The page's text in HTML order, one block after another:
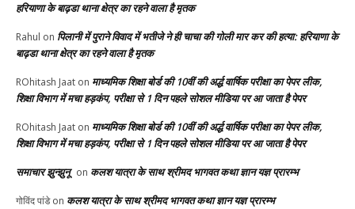
हरियाणा के बाढ़डा थाना क्षेत्र का रहने वाला है मृतक
Rahul on पिलानी में पुराने विवाद में भतीजे ने ही चाचा की गोली मार कर की हत्या: हरियाणा के
बाढ़डा थाना क्षेत्र का रहने वाला है मृतक
ROhitash Jaat on माध्यमिक शिक्षा बोर्ड की 10वीं की अर्द्ध वार्षिक परीक्षा का पेपर लीक,
शिक्षा विभाग में मचा हड़कंप, परीक्षा से 1 दिन पहले सोशल मीडिया पर आ जाता है पेपर
ROhitash Jaat on माध्यमिक शिक्षा बोर्ड की 10वीं की अर्द्ध वार्षिक परीक्षा का पेपर लीक,
शिक्षा विभाग में मचा हड़कंप, परीक्षा से 1 दिन पहले सोशल मीडिया पर आ जाता है पेपर
समाचार झुन्झुनू on कलश यात्रा के साथ श्रीमद भागवत कथा ज्ञान यज्ञ प्रारम्भ
गोविंद पांडेon कलश यात्रा के साथ श्रीमद भागवत कथा ज्ञान यज्ञ प्रारम्भ